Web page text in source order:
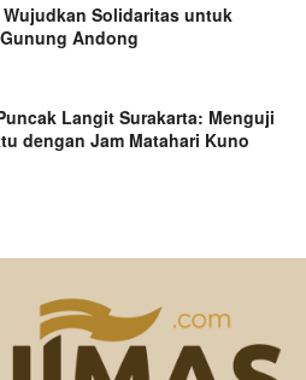
Wujudkan Solidaritas untuk
Andong
Langit Surakarta: Menguji
dengan Jam Matahari Kuno